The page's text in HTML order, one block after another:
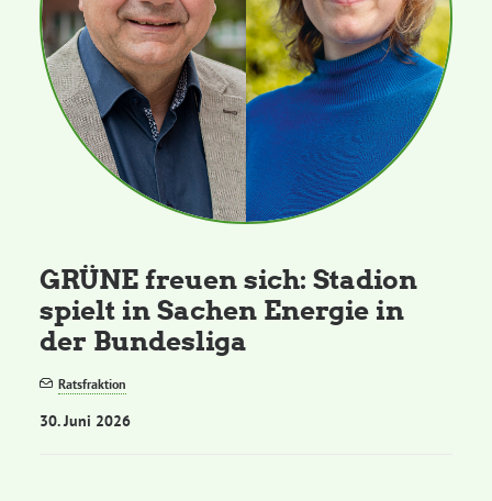
GRÜNE freuen sich: Stadion
spielt in Sachen Energie in
der Bundesliga
Ratsfraktion
30. Juni 2026